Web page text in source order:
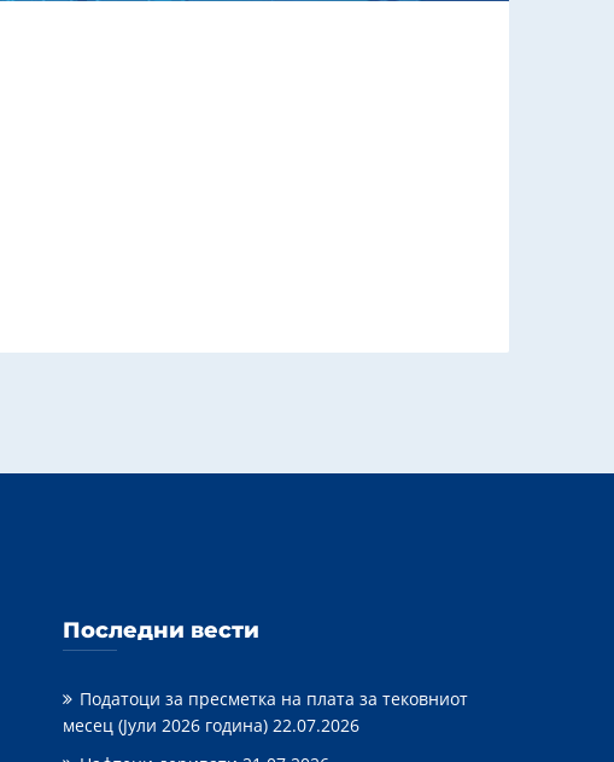
Последни вести
Податоци за пресметка на плата за тековниот
месец (Јули 2026 година) 22.07.2026